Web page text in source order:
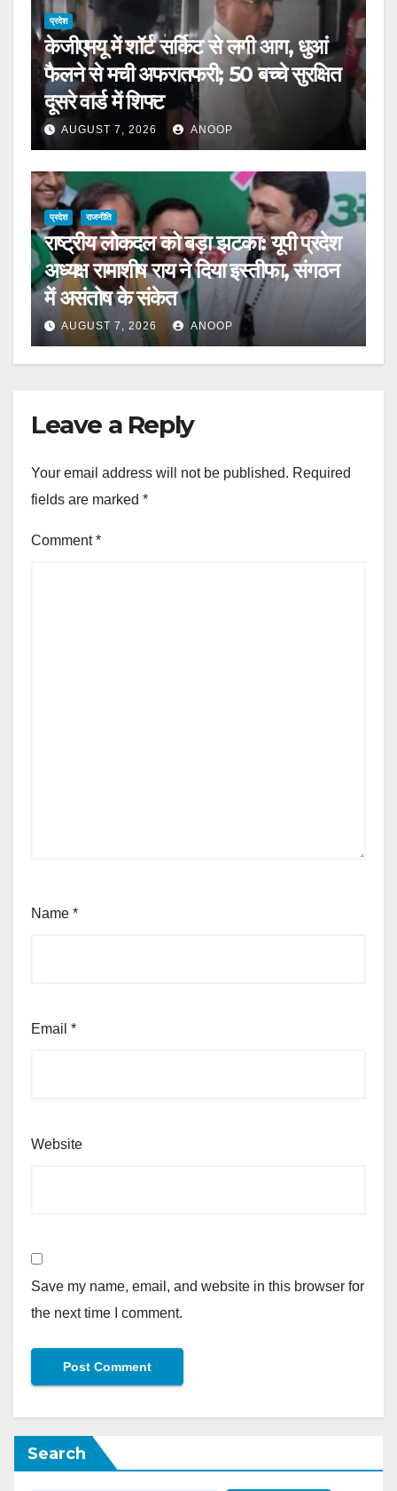
प्रदेश
केजीएमयू में शॉर्ट सर्किट से लगी आग, धुआं
फैलने से मची अफरातफरी; 50 बच्चे सुरक्षित
दूसरे वार्ड में शिफ्ट
AUGUST 7, 2026 ANOOP
प्रदेश राजनीति
राष्ट्रीय लोकदल को बड़ा झटका: यूपी प्रदेश
अध्यक्ष रामाशीष राय ने दिया इस्तीफा, संगठन
में असंतोष के संकेत
AUGUST 7, 2026 ANOOP
Leave a Reply
Your email address will not be published. Required
fields are marked *
Comment*
Name *
Email *
Website
Save my name, email, and website in this browser for
the next time I comment.
Search